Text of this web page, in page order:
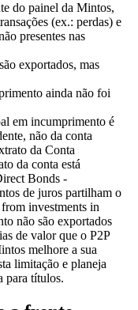
do painel da Mintos,
(ex.: perdas) e
presentes nas
exportados, mas
ainda não foi
em incumprimento é
não da conta
da Conta
da conta está
Bonds -
de juros partilham o
investments in
não são exportados
de valor que o P2P
melhore a sua
limitação e planeja
para títulos.